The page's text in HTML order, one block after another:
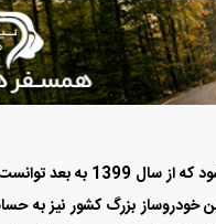
شرکت مدیران خودرو به عنوان شریک اصلی گروه
خودروساز بزرگ کشور نیز به
مدیران
درایو